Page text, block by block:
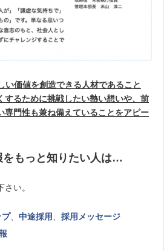
い価値を創造できる人材であること
するために挑戦したい熱い想いや、前
専門性も兼ね備えていることをアピー
もっと知りたい人は…
い。
プ、 中途採用
採用メッセージ